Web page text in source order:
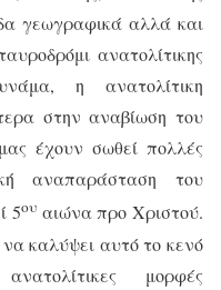
γεωγραφικά αλλά και
ανατολίτικης
η ανατολίτικη
στην αναβίωση του
έχουν σωθεί πολλές
αναπαράσταση του
5ουαιώνα προ Χριστού.
καλύψει αυτό το κενό
μορφές